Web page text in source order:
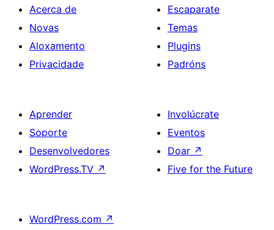
Acerca de
Novas
Aloxamento
Privacidade
Escaparate
Temas
Plugins
Padróns
Aprender
Soporte
Desenvolvedores
WordPress.TV ↗
Involúcrate
Eventos
Doar ↗
Five for the Future
WordPress.com ↗